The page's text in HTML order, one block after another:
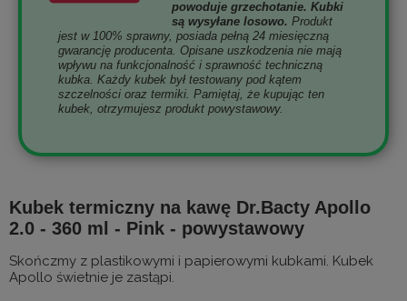
powoduje grzechotanie. Kubki
są wysyłane losowo. Produkt
jest w 100% sprawny, posiada pełną 24 miesięczną
gwarancję producenta. Opisane uszkodzenia nie mają
wpływu na funkcjonalność i sprawność techniczną
kubka. Każdy kubek był testowany pod kątem
szczelności oraz termiki. Pamiętaj, że kupując ten
kubek, otrzymujesz produkt powystawowy.
Kubek termiczny na kawę Dr.Bacty Apollo
2.0 - 360 ml - Pink - powystawowy
Skończmy z plastikowymi i papierowymi kubkami. Kubek
Apollo świetnie je zastąpi.